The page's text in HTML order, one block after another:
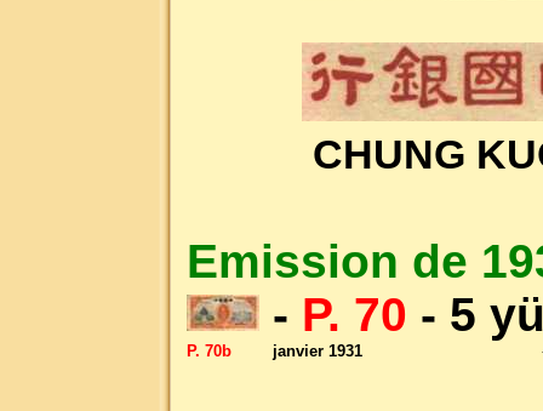
CHUNG
Emission de
- P. 70 - 5
P. 70b janvier 1931